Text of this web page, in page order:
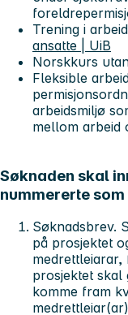
Trening i
ansatte | UiB
Norskkurs
Fleksible
arbeidsmiljø
mellom arbeid
Søknaden skal
nummererte
Søknadsbrev.
på prosjektet
prosjektet skal
komme fram